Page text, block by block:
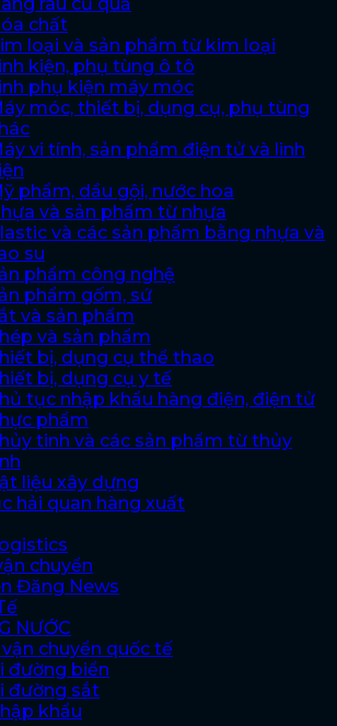
chất
loại và sản phẩm từ kim loại
kiện, phụ tùng ô tô
phụ kiện máy móc
móc, thiết bị, dụng cụ, phụ tùng
vi tính, sản phẩm điện tử và linh
phẩm, dầu gội, nước hoa
và sản phẩm từ nhựa
và các sản phẩm bằng nhựa và
su
phẩm công nghệ
phẩm gốm, sứ
và sản phẩm
và sản phẩm
bị, dụng cụ thể thao
bị, dụng cụ y tế
tục nhập khẩu hàng điện, điện tử
phẩm
tinh và các sản phẩm từ thủy
liệu xây dựng
hải quan hàng xuất
chuyển
Đăng News
NƯỚC
chuyển quốc tế
đường biển
đường sắt
khẩu